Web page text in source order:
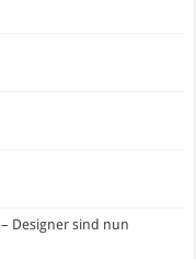
Designer sind nun